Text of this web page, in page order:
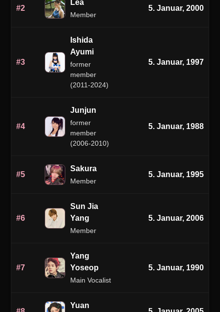
#2
Lea
Member
5. Januar, 2000
#3
Ishida
Ayumi
former
member
(2011-2024)
5. Januar, 1997
#4
Junjun
former
member
(2006-2010)
5. Januar, 1988
#5
Sakura
Member
5. Januar, 1995
#6
Sun Jia
Yang
Member
5. Januar, 2006
#7
Yang
Yoseop
Main Vocalist
5. Januar, 1990
Yuan